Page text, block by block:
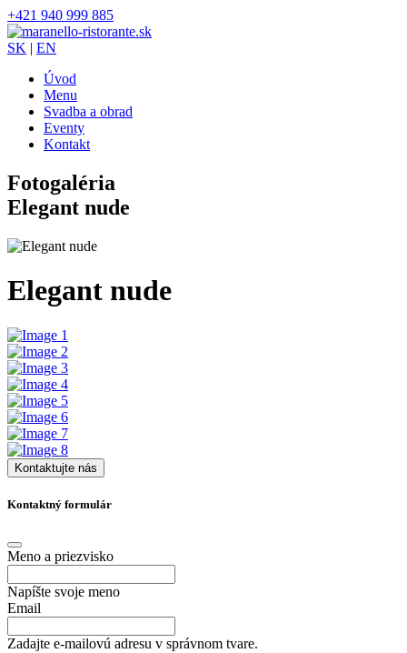
+421 940 999 885
SK | EN
Úvod
Menu
Svadba a obrad
Eventy
Kontakt
Fotogaléria
Elegant nude
Elegant nude
Kontaktujte nás
Kontaktný formulár
Meno a priezvisko
Napíšte svoje meno
Email
Zadajte e-mailovú adresu v správnom tvare.